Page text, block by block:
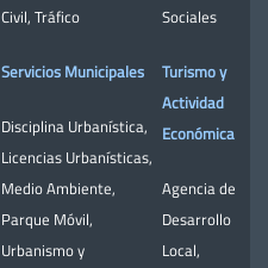
Civil, Tráfico
Servicios Municipales
Disciplina Urbanística,
Licencias Urbanísticas,
Medio Ambiente,
Parque Móvil,
Urbanismo y
Sociales
Turismo y
Actividad
Económica
Agencia de
Desarrollo
Local,